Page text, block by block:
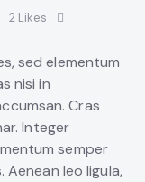
2 Likes
sed elementum
nisi in
Cras
Integer
semper
leo ligula,